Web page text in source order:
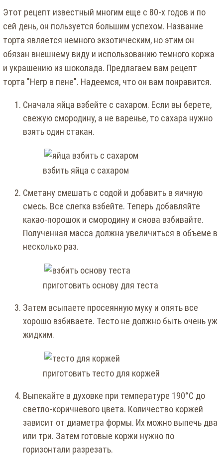
Этот рецепт известный многим еще с 80-х годов и по
сей день, он пользуется большим успехом. Название
торта является немного экзотическим, но этим он
обязан внешнему виду и использованию темного коржа
и украшению из шоколада. Предлагаем вам рецепт
торта "Негр в пене". Надеемся, что он вам понравится.
Сначала яйца взбейте с сахаром. Если вы берете,
свежую смородину, а не варенье, то сахара нужно
взять один стакан.
взбить яйца с сахаром
Сметану смешать с содой и добавить в яичную
смесь. Все слегка взбейте. Теперь добавляйте
какао-порошок и смородину и снова взбивайте.
Полученная масса должна увеличиться в объеме в
несколько раз.
приготовить основу для теста
Затем всыпаете просеянную муку и опять все
хорошо взбиваете. Тесто не должно быть очень уж
жидким.
приготовить тесто для коржей
Выпекайте в духовке при температуре 190°С до
светло-коричневого цвета. Количество коржей
зависит от диаметра формы. Их можно выпечь два
или три. Затем готовые коржи нужно по
горизонтали разрезать.